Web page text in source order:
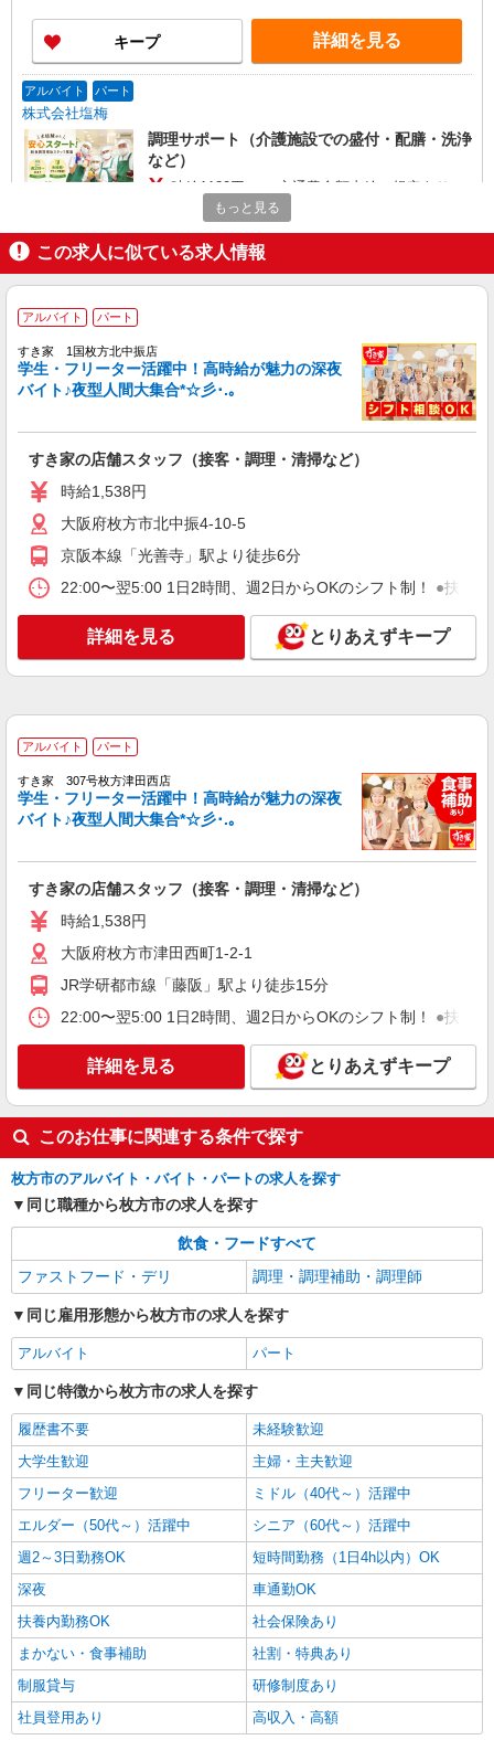
キープ 詳細を見る
アルバイト パート
株式会社塩梅
調理サポート（介護施設での盛付・配膳・洗浄
など）
時給1180円〜 ＋交通費全額支給（規定あり）
※経験・能力による ※調理補助業務、病院・福祉
施設経験者歓迎！
特別養護老人ホーム のぞみの杜 (大阪府枚方
市東中振2-17-13)
キープ
アルバイト パート
株式会社塩梅
調理サポート（介護施設での盛付・配膳・洗浄
時給1180円〜 ＋交通費全額支給（規定あり）
※経験・能力による ※調理補助業務、病院・福祉
42,480円 週4日（1日5.5h）勤務の場合 時給
山1-7-1)
キープ
アルバイト パート
株式会社塩梅
調理サポート（介護施設での盛付・配膳・洗浄
時給1180円〜 ＋交通費全額支給（規定あり）
市東中振2-17-13)
キープ 詳細を見る
アルバイト パート
株式会社塩梅
など）
時給1180円〜 ＋交通費全額支給（規定あり）
※経験・能力による ※調理補助業務、病院・福祉
施設経験者歓迎！ 【月収例】 週2日（1日4.5h）勤
42,480円 週4日（1日5.5h）勤務の場合 時給
1,180円 × 5.5h × 月16日 = 月収 約103,840円
枚方老人保健施設 のぞみ (大阪府枚方市田口
山1-7-1)
キープ 詳細を見る
アルバイト パート
調理サポート（介護施設での盛付・配膳・洗浄
など）
時給1180円〜 ＋交通費全額支給（規定あり）
※経験・能力による ※調理補助業務、病院・福祉
施設経験者歓迎！
有料型老人ホーム 枚方ガーデンテラス＆デイ
（大阪府枚方市片鉾本町26-20）
ピザハット 交野店
ピザの宅配／デリバリー・配達
時給1,250円以上 平日 時給1,250円以上 高校
生 時給1,250円以上
大阪府枚方市茄子作東町26ー11
キープ 詳細を見る
アルバイト パート
ピザハット 枚方店
ピザの宅配／デリバリー・配達
時給1,180円以上 平日 時給1,180円以上 土
日・祝日 時給1,230円以上
もっと見る
この求人に似ている求人情報
アルバイト パート
すき家 1国枚方北中振店
学生・フリーター活躍中！高時給が魅力の深夜
バイト♪夜型人間大集合*☆彡･.｡
すき家の店舗スタッフ（接客・調理・清掃など）
時給1,538円
大阪府枚方市北中振4-10-5
京阪本線「光善寺」駅より徒歩6分
22:00〜翌5:00 1日2時間、週2日からOKのシフト制！ ●扶養
詳細を見る とりあえずキープ
アルバイト パート
すき家 307号枚方津田西店
学生・フリーター活躍中！高時給が魅力の深夜
バイト♪夜型人間大集合*☆彡･.｡
すき家の店舗スタッフ（接客・調理・清掃など）
時給1,538円
大阪府枚方市津田西町1-2-1
JR学研都市線「藤阪」駅より徒歩15分
22:00〜翌5:00 1日2時間、週2日からOKのシフト制！ ●扶養
詳細を見る とりあえずキープ
このお仕事に関連する条件で探す
枚方市のアルバイト・バイト・パートの求人を探す
同じ職種から枚方市の求人を探す
飲食・フードすべて
ファストフード・デリ
調理・調理補助・調理師
同じ雇用形態から枚方市の求人を探す
アルバイト パート
同じ特徴から枚方市の求人を探す
履歴書不要
未経験歓迎
大学生歓迎
主婦・主夫歓迎
フリーター歓迎
ミドル（40代～）活躍中
エルダー（50代～）活躍中
シニア（60代～）活躍中
週2～3日勤務OK
短時間勤務（1日4h以内）OK
深夜
車通勤OK
扶養内勤務OK
社会保険あり
まかない・食事補助
社割・特典あり
制服貸与
研修制度あり
社員登用あり
高収入・高額